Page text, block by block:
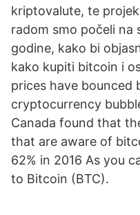
kriptovalute, te
radom smo počeli na
godine, kako bi
kako kupiti bitcoin i
prices have bounced
cryptocurrency
Canada found that
that are aware of
62% in 2016 As you
to Bitcoin (BTC).